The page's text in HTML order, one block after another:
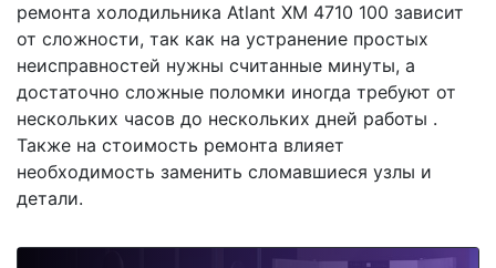
ремонта холодильника Atlant XM 4710 100 зависит
от сложности, так как на устранение простых
неисправностей нужны считанные минуты, а
достаточно сложные поломки иногда требуют от
нескольких часов до нескольких дней работы .
Также на стоимость ремонта влияет
необходимость заменить сломавшиеся узлы и
детали.